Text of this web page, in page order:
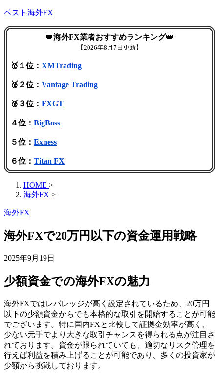
ベスト海外FX
👑海外FX業者おすすめランキング👑
【2026年8月7日更新】
🥇１位： XMTrading
🥈２位： Vantage Trading
🥉３位： FXGT
４位： BigBoss
５位： Exness
６位： Titan FX
HOME >
海外FX >
海外FX
海外FXで20万円以下の資金運用戦略
2025年9月19日
少額資金での海外FXの魅力
海外FXではレバレッジが高く設定されているため、20万円
以下の少額資金からでも本格的な取引を開始することが可能
でございます。特に国内FXと比較して証拠金効率が高く、
少ない元手でより大きな取引チャンスを得られる点が注目さ
れております。資金が限られていても、適切なリスク管理を
行えば利益を積み上げることが可能であり、多くの投資家が
少額から挑戦しております。